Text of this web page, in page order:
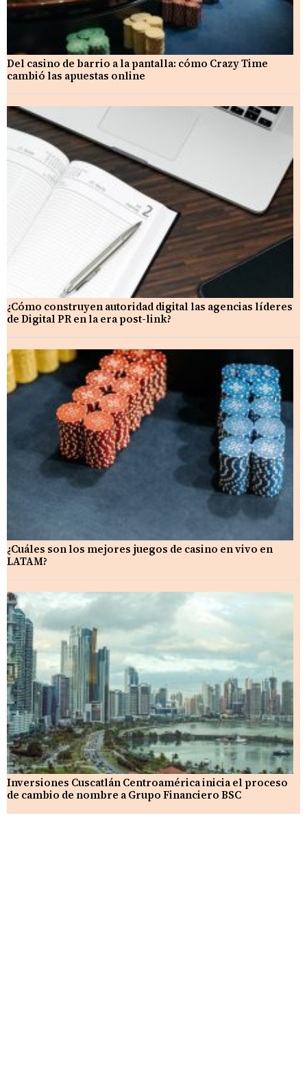
Del casino de barrio a la pantalla: cómo Crazy Time
cambió las apuestas online
¿Cómo construyen autoridad digital las agencias líderes
de Digital PR en la era post-link?
¿Cuáles son los mejores juegos de casino en vivo en
LATAM?
Inversiones Cuscatlán Centroamérica inicia el proceso
de cambio de nombre a Grupo Financiero BSC